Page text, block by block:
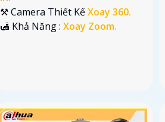
⚒ Camera Thiết KếXoay 360.
️🛃 Khả Năng :Xoay Zoom.